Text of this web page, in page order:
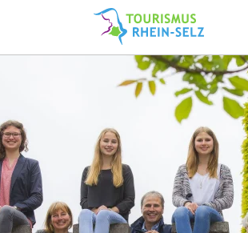
Rhein-Selz
Entdecken & Erleben
Wein & Genuss
Kultur & Events